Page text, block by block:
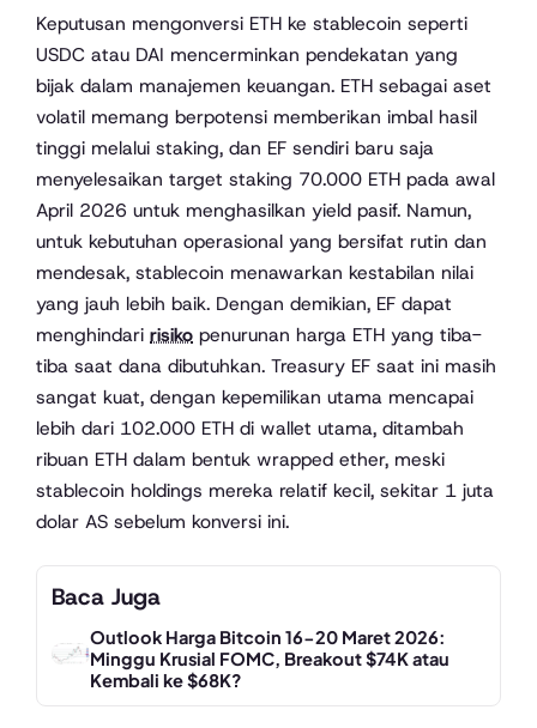
Keputusan mengonversi ETH ke stablecoin seperti
USDC atau DAI mencerminkan pendekatan yang
bijak dalam manajemen keuangan. ETH sebagai aset
volatil memang berpotensi memberikan imbal hasil
tinggi melalui staking, dan EF sendiri baru saja
menyelesaikan target staking 70.000 ETH pada awal
April 2026 untuk menghasilkan yield pasif. Namun,
untuk kebutuhan operasional yang bersifat rutin dan
mendesak, stablecoin menawarkan kestabilan nilai
yang jauh lebih baik. Dengan demikian, EF dapat
menghindari risiko penurunan harga ETH yang tiba-
tiba saat dana dibutuhkan. Treasury EF saat ini masih
sangat kuat, dengan kepemilikan utama mencapai
lebih dari 102.000 ETH di wallet utama, ditambah
ribuan ETH dalam bentuk wrapped ether, meski
stablecoin holdings mereka relatif kecil, sekitar 1 juta
dolar AS sebelum konversi ini.
Baca Juga
Outlook Harga Bitcoin 16-20 Maret 2026:
Minggu Krusial FOMC, Breakout $74K atau
Kembali ke $68K?